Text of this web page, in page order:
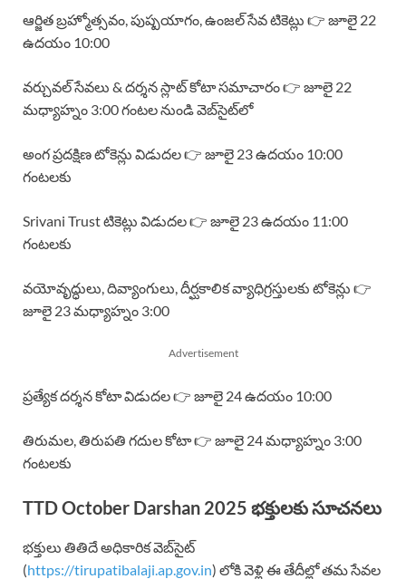
ఆర్జిత బ్రహ్మోత్సవం, పుష్పయాగం, ఉంజల్ సేవ టికెట్లు 👉 జూలై 22
ఉదయం 10:00
వర్చువల్ సేవలు & దర్శన స్లాట్ కోటా సమాచారం 👉 జూలై 22
మధ్యాహ్నం 3:00 గంటల నుండి వెబ్‌సైట్‌లో
అంగ ప్రదక్షిణ టోకెన్లు విడుదల 👉 జూలై 23 ఉదయం 10:00
గంటలకు
Srivani Trust టికెట్లు విడుదల 👉 జూలై 23 ఉదయం 11:00
గంటలకు
వయోవృద్ధులు, దివ్యాంగులు, దీర్ఘకాలిక వ్యాధిగ్రస్తులకు టోకెన్లు 👉
జూలై 23 మధ్యాహ్నం 3:00
Advertisement
ప్రత్యేక దర్శన కోటా విడుదల 👉 జూలై 24 ఉదయం 10:00
తిరుమల, తిరుపతి గదుల కోటా 👉 జూలై 24 మధ్యాహ్నం 3:00
గంటలకు
TTD October Darshan 2025 భక్తులకు సూచనలు
భక్తులు తితిదే అధికారిక వెబ్‌సైట్
(https://tirupatibalaji.ap.gov.in) లోకి వెళ్లి ఈ తేదీల్లో తమ సేవల